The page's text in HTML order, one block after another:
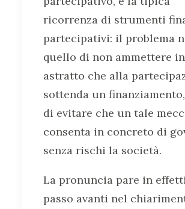
ricorrenza di strumenti
partecipativi: il problema
quello di non ammettere in
astratto che alla
sottenda un
di evitare che un tale
consenta in concreto di
senza rischi la società.
La pronuncia pare in
passo avanti nel